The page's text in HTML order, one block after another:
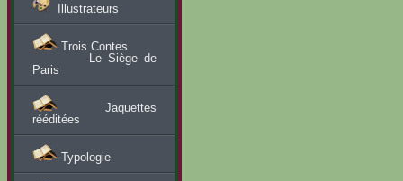
Illustrateurs
Trois Contes
Le Siège de
Paris
Jaquettes
rééditées
Typologie